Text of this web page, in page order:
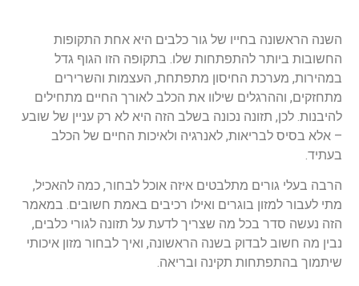
השנה הראשונה בחייו של גור כלבים היא אחת התקופות
החשובות ביותר להתפתחות שלו. בתקופה הזו הגוף גדל
במהירות, מערכת החיסון מתפתחת, העצמות והשרירים
מתחזקים, וההרגלים שילוו את הכלב לאורך החיים מתחילים
להיבנות. לכן, תזונה נכונה בשלב הזה היא לא רק עניין של שובע
– אלא בסיס לבריאות, לאנרגיה ולאיכות החיים של הכלב
בעתיד.
הרבה בעלי גורים מתלבטים איזה אוכל לבחור, כמה להאכיל,
מתי לעבור למזון בוגרים ואילו רכיבים באמת חשובים. במאמר
הזה נעשה סדר בכל מה שצריך לדעת על תזונה לגורי כלבים,
נבין מה חשוב לבדוק בשנה הראשונה, ואיך לבחור מזון איכותי
שיתמוך בהתפתחות תקינה ובריאה.